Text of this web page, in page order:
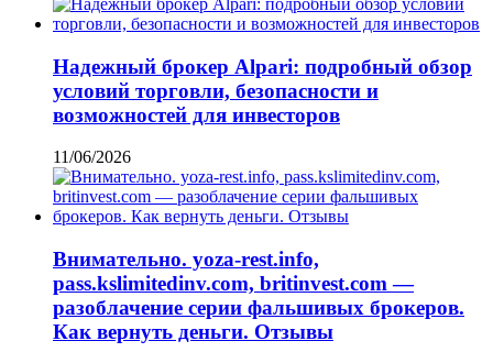
Надежный брокер Alpari: подробный обзор
условий торговли, безопасности и
возможностей для инвесторов
11/06/2026
Внимательно. yoza-rest.info,
pass.kslimitedinv.com, britinvest.com —
разоблачение серии фальшивых брокеров.
Как вернуть деньги. Отзывы